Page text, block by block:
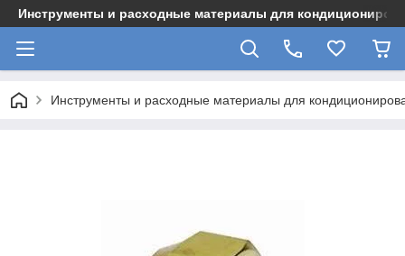
Инструменты и расходные материалы для
Инструменты и расходные материалы для